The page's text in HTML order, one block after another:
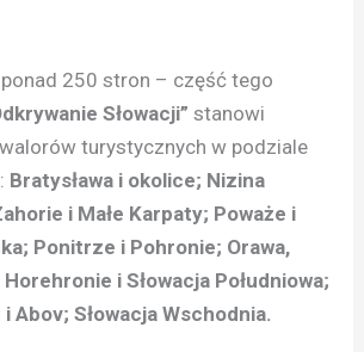
250 stron – część tego
Słowacji” stanowi
turystycznych w podziale
Bratysława i okolice; Nizina
i Małe Karpaty; Poważe i
Ponitrze i Pohronie; Orawa,
i Słowacja Południowa;
Abov; Słowacja Wschodnia.